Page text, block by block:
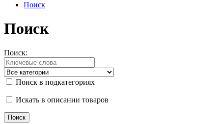
Поиск
Поиск
Поиск:
Поиск в подкатегориях
Искать в описании товаров